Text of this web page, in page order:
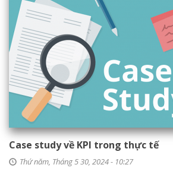
Case study về KPI trong thực tế
Thứ năm, Tháng 5 30, 2024 - 10:27